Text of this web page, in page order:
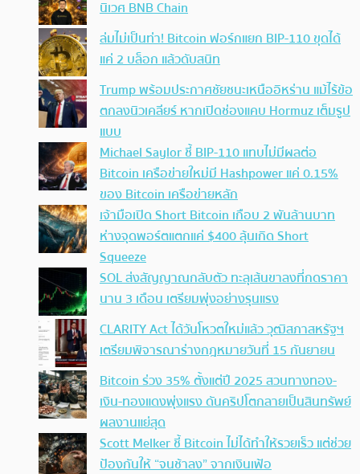
นิเวศ BNB Chain
ล่มไม่เป็นท่า! Bitcoin ฟอร์กแยก BIP-110 ขุดได้
แค่ 2 บล็อก แล้วดับสนิท
Trump พร้อมประกาศชัยชนะเหนืออิหร่าน แม้ไร้ข้อ
ตกลงนิวเคลียร์ หากเปิดช่องแคบ Hormuz เต็มรูป
แบบ
Michael Saylor ชี้ BIP-110 แทบไม่มีผลต่อ
Bitcoin เครือข่ายใหม่มี Hashpower แค่ 0.15%
ของ Bitcoin เครือข่ายหลัก
เจ้ามือเปิด Short Bitcoin เกือบ 2 พันล้านบาท
ห่างจุดพอร์ตแตกแค่ $400 ลุ้นเกิด Short
Squeeze
SOL ส่งสัญญาณกลับตัว ทะลุเส้นขาลงที่กดราคา
นาน 3 เดือน เตรียมพุ่งอย่างรุนแรง
CLARITY Act ได้วันโหวตใหม่แล้ว วุฒิสภาสหรัฐฯ
เตรียมพิจารณาร่างกฎหมายวันที่ 15 กันยายน
Bitcoin ร่วง 35% ตั้งแต่ปี 2025 สวนทางทอง-
เงิน-ทองแดงพุ่งแรง ดันคริปโตกลายเป็นสินทรัพย์
ผลงานแย่สุด
Scott Melker ชี้ Bitcoin ไม่ได้ทำให้รวยเร็ว แต่ช่วย
ป้องกันให้ “จนช้าลง” จากเงินเฟ้อ